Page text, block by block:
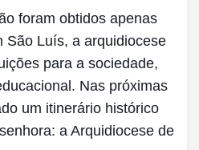
foram obtidos apenas
São Luís, a arquidiocese
para a sociedade,
Nas próximas
um itinerário histórico
a Arquidiocese de